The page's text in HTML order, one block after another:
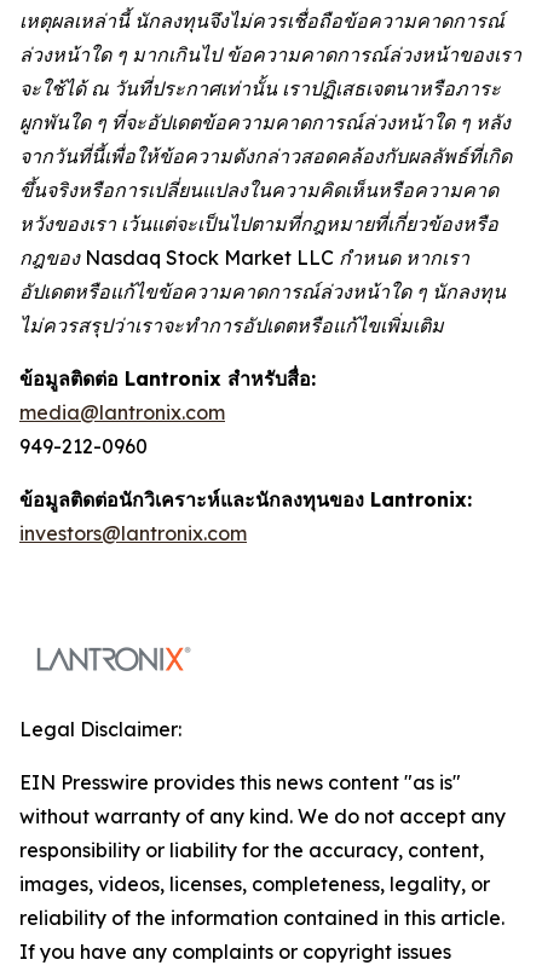
เหตุผลเหล่านี้ นักลงทุนจึงไม่ควรเชื่อถือข้อความคาดการณ์
ล่วงหน้าใด ๆ มากเกินไป ข้อความคาดการณ์ล่วงหน้าของเรา
จะใช้ได้ ณ วันที่ประกาศเท่านั้น เราปฏิเสธเจตนาหรือภาระ
ผูกพันใด ๆ ที่จะอัปเดตข้อความคาดการณ์ล่วงหน้าใด ๆ หลัง
จากวันที่นี้เพื่อให้ข้อความดังกล่าวสอดคล้องกับผลลัพธ์ที่เกิด
ขึ้นจริงหรือการเปลี่ยนแปลงในความคิดเห็นหรือความคาด
หวังของเรา เว้นแต่จะเป็นไปตามที่กฎหมายที่เกี่ยวข้องหรือ
กฎของ Nasdaq Stock Market LLC กำหนด หากเรา
อัปเดตหรือแก้ไขข้อความคาดการณ์ล่วงหน้าใด ๆ นักลงทุน
ไม่ควรสรุปว่าเราจะทำการอัปเดตหรือแก้ไขเพิ่มเติม
ข้อมูลติดต่อ Lantronix สำหรับสื่อ:
media@lantronix.com
949-212-0960
ข้อมูลติดต่อนักวิเคราะห์และนักลงทุนของ Lantronix:
investors@lantronix.com
Legal Disclaimer:
EIN Presswire provides this news content "as is"
without warranty of any kind. We do not accept any
responsibility or liability for the accuracy, content,
images, videos, licenses, completeness, legality, or
reliability of the information contained in this article.
If you have any complaints or copyright issues